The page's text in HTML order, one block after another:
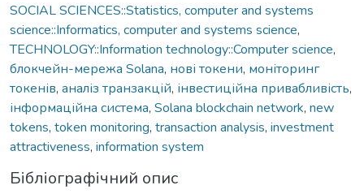
SOCIAL SCIENCES::Statistics, computer and systems
science::Informatics, computer and systems science,
TECHNOLOGY::Information technology::Computer science,
блокчейн-мережа Solana, нові токени, моніторинг
токенів, аналіз транзакцій, інвестиційна привабливість,
інформаційна система, Solana blockchain network, new
tokens, token monitoring, transaction analysis, investment
attractiveness, information system
Бібліографічний опис